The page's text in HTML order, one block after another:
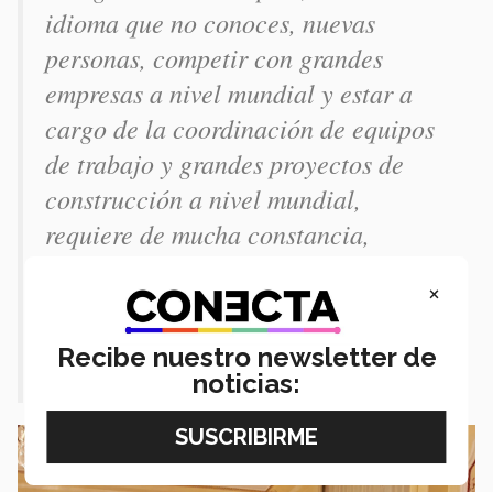
idioma que no conoces, nuevas
personas, competir con grandes
empresas a nivel mundial y estar a
cargo de la coordinación de equipos
de trabajo y grandes proyectos de
construcción a nivel mundial,
requiere de mucha constancia,
de estos valores fueron forjados en mi
paso por el Tecnológico de
Monterrey".
×
Recibe nuestro newsletter de
noticias: